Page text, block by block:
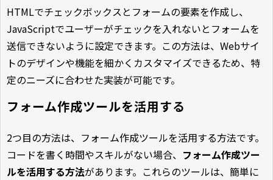
HTMLでチェックボックスとフォームの要素を作成し、
JavaScriptでユーザーがチェックを入れないとフォームを
送信できないように設定できます。この方法は、Webサイ
トのデザインや機能を細かくカスタマイズできるため、特
定のニーズに合わせた実装が可能です。
フォーム作成ツールを活用する
2つ目の方法は、フォーム作成ツールを活用する方法です。
コードを書く時間やスキルがない場合、 フォーム作成ツー
ルを活用する方法があります。これらのツールは、簡単に